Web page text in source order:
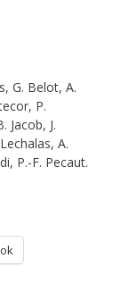
G. Belot, A.
P.
Jacob, J.
A.
P.-F. Pecaut.